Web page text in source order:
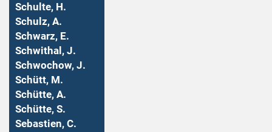
Schulte, H.
Schulz, A.
Schwarz, E.
Schwithal, J.
Schwochow, J.
Schütt, M.
Schütte, A.
Schütte, S.
Sebastien, C.